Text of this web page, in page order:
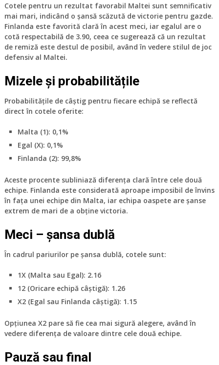
Cotele pentru un rezultat favorabil Maltei sunt semnificativ
mai mari, indicând o șansă scăzută de victorie pentru gazde.
Finlanda este favorită clară în acest meci, iar egalul are o
cotă respectabilă de 3.90, ceea ce sugerează că un rezultat
de remiză este destul de posibil, având în vedere stilul de joc
defensiv al Maltei.
Mizele și probabilitățile
Probabilitățile de câștig pentru fiecare echipă se reflectă
direct în cotele oferite:
Malta (1): 0,1%
Egal (X): 0,1%
Finlanda (2): 99,8%
Aceste procente subliniază diferența clară între cele două
echipe. Finlanda este considerată aproape imposibil de învins
în fața unei echipe din Malta, iar echipa oaspete are șanse
extrem de mari de a obține victoria.
Meci – șansa dublă
În cadrul pariurilor pe șansa dublă, cotele sunt:
1X(Malta sau Egal): 2.16
12(Oricare echipă câștigă): 1.26
X2(Egal sau Finlanda câștigă): 1.15
Opțiunea X2pare să fie cea mai sigură alegere, având în
vedere diferența de valoare dintre cele două echipe.
Pauză sau final